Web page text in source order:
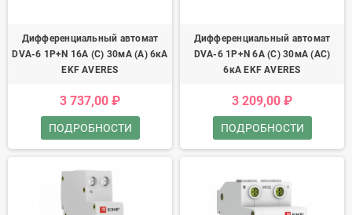
Дифференциальный автомат
DVA-6 1P+N 16А (C) 30мА (A) 6кА
EKF AVERES
3 737,00 ₽
ПОДРОБНОСТИ
Дифференциальный автомат
DVA-6 1P+N 6А (C) 30мА (AC)
6кА EKF AVERES
3 209,00 ₽
ПОДРОБНОСТИ